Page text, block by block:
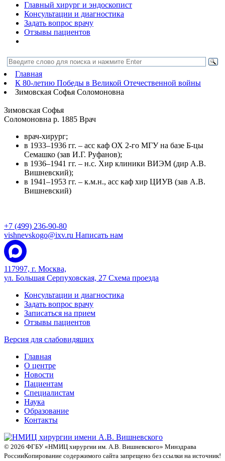
Главный хирург и эндоскопист
Консультации и диагностика
Задать вопрос врачу
Отзывы пациентов
Главная
К 80-летию Победы в Великой Отечественной войны
Зимовская Софья Соломоновна
Зимовская Софья
Соломоновна р. 1885 Врач
врач-хирург;
в 1933–1936 гг. – асс каф ОХ 2-го МГУ на базе Б-цы
Семашко (зав И.Г. Руфанов);
в 1936–1941 гг. – н.с. Хир клиники ВИЭМ (дир А.В.
Вишневский);
в 1941–1953 гг. – к.м.н., асс каф хир ЦИУВ (зав А.В.
Вишневский)
+7 (499) 236-90-80
vishnevskogo@ixv.ru Написать нам
117997, г. Москва,
ул. Большая Серпуховская, 27 Схема проезда
Консультации и диагностика
Задать вопрос врачу
Записаться на прием
Отзывы пациентов
Версия для слабовидящих
Главная
О центре
Новости
Пациентам
Специалистам
Наука
Образование
Контакты
© 2026 ФГБУ «НМИЦ хирургии им. А.В. Вишневского» Минздрава
РоссииКопирование содержимого сайта запрещено без ссылки на источник!